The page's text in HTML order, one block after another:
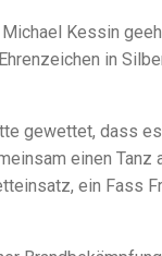
Kessin
in
gewettet, dass
einen Tanz
ein Fass